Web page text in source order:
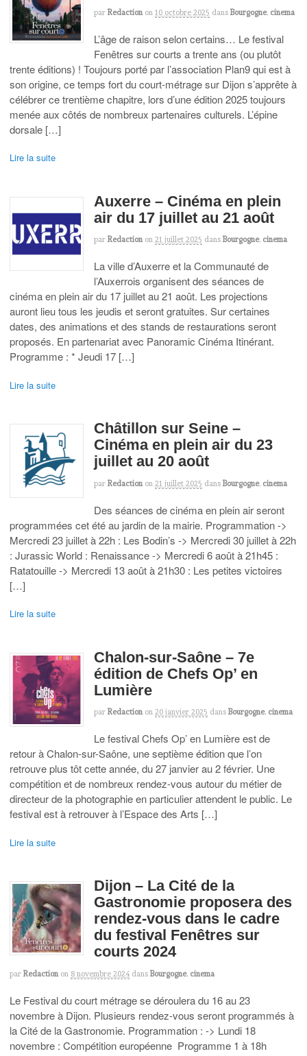
par Redaction on 10 octobre 2025 dans Bourgogne, cinema
L’âge de raison selon certains… Le festival
Fenêtres sur courts a trente ans (ou plutôt
trente éditions) ! Toujours porté par l’association Plan9 qui est à
son origine, ce temps fort du court-métrage sur Dijon s’apprête à
célébrer ce trentième chapitre, lors d’une édition 2025 toujours
menée aux côtés de nombreux partenaires culturels. L’épine
dorsale […]
Lire la suite
Auxerre – Cinéma en plein
air du 17 juillet au 21 août
par Redaction on 21 juillet 2025 dans Bourgogne, cinema
La ville d’Auxerre et la Communauté de
l’Auxerrois organisent des séances de
cinéma en plein air du 17 juillet au 21 août. Les projections
auront lieu tous les jeudis et seront gratuites. Sur certaines
dates, des animations et des stands de restaurations seront
proposés. En partenariat avec Panoramic Cinéma Itinérant.
Programme : * Jeudi 17 […]
Lire la suite
Châtillon sur Seine –
Cinéma en plein air du 23
juillet au 20 août
par Redaction on 21 juillet 2025 dans Bourgogne, cinema
Des séances de cinéma en plein air seront
programmées cet été au jardin de la mairie. Programmation ->
Mercredi 23 juillet à 22h : Les Bodin’s -> Mercredi 30 juillet à 22h
: Jurassic World : Renaissance -> Mercredi 6 août à 21h45 :
Ratatouille -> Mercredi 13 août à 21h30 : Les petites victoires
[…]
Lire la suite
Chalon-sur-Saône – 7e
édition de Chefs Op’ en
Lumière
par Redaction on 20 janvier 2025 dans Bourgogne, cinema
Le festival Chefs Op’ en Lumière est de
retour à Chalon-sur-Saône, une septième édition que l’on
retrouve plus tôt cette année, du 27 janvier au 2 février. Une
compétition et de nombreux rendez-vous autour du métier de
directeur de la photographie en particulier attendent le public. Le
festival est à retrouver à l’Espace des Arts […]
Lire la suite
Dijon – La Cité de la
Gastronomie proposera des
rendez-vous dans le cadre
du festival Fenêtres sur
courts 2024
par Redaction on 8 novembre 2024 dans Bourgogne, cinema
Le Festival du court métrage se déroulera du 16 au 23
novembre à Dijon. Plusieurs rendez-vous seront programmés à
la Cité de la Gastronomie. Programmation : -> Lundi 18
novembre : Compétition européenne Programme 1 à 18h